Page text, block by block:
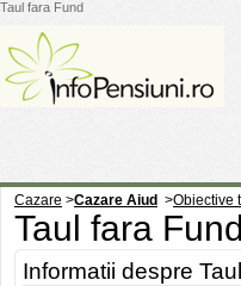
Taul fara Fund
Cazare >Cazare Aiud >Obiective
Taul fara Fund
Informatii despre